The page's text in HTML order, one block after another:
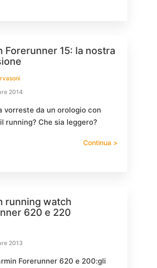
Forerunner 15: la nostra
2014
vorreste da un orologio con
running? Che sia leggero?
Continua >
running watch
620 e 220
2013
Forerunner 620 e 200:gli